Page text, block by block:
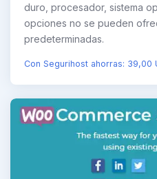
duro, procesador, sistema
opciones no se pueden
predeterminadas.
Con Segurihost ahorras: 39,00